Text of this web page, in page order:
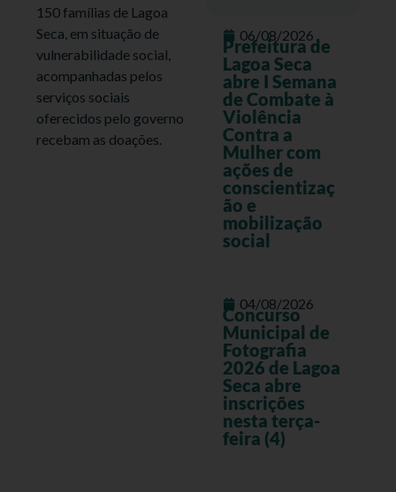
150 famílias de Lagoa
Seca, em situação de
vulnerabilidade social,
acompanhadas pelos
serviços sociais
oferecidos pelo governo
recebam as doações.
06/08/2026
Prefeitura de
Lagoa Seca
abre I Semana
de Combate à
Violência
Contra a
Mulher com
ações de
conscientizaç
ão e
mobilização
social
04/08/2026
Concurso
Municipal de
Fotografia
2026 de Lagoa
Seca abre
inscrições
nesta terça-
feira (4)